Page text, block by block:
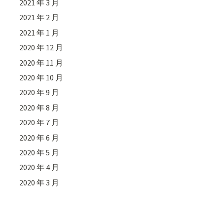
2021 年 3 月
2021 年 2 月
2021 年 1 月
2020 年 12 月
2020 年 11 月
2020 年 10 月
2020 年 9 月
2020 年 8 月
2020 年 7 月
2020 年 6 月
2020 年 5 月
2020 年 4 月
2020 年 3 月